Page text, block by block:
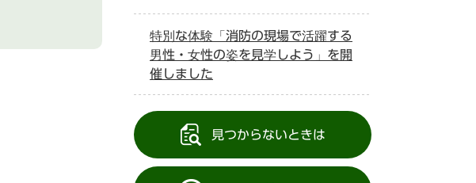
特別な体験「消防の現場で活躍する
男性・女性の姿を見学しよう」を開
催しました
見つからないときは